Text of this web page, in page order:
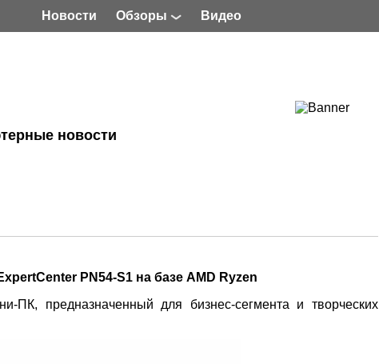
Новости Обзоры Видео
новости
PN54-S1 на базе AMD Ryzen
ПК, предназначенный для бизнес-сегмента и творческих